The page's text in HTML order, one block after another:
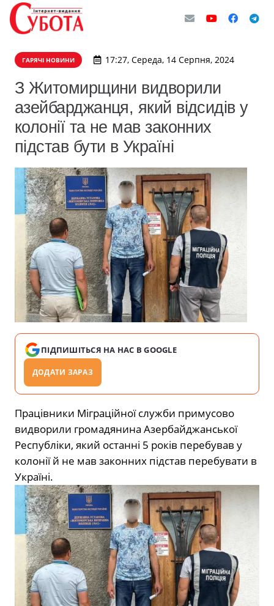
ГАРЯЧІ НОВИНИ 17:27, Середа, 14 Серпня, 2024
З Житомирщини видворили
азейбарджанця, який відсидів у
колонії та не мав законних
підстав бути в Україні
ПІДПИШІТЬСЯ НА НАС В GOOGLE
ДОДАТИ ЗАРАЗ
Працівники Міграційної служби примусово
видворили громадянина Азербайджанської
Республіки, який останні 5 років перебував у
колонії й не мав законних підстав перебувати в
Україні.